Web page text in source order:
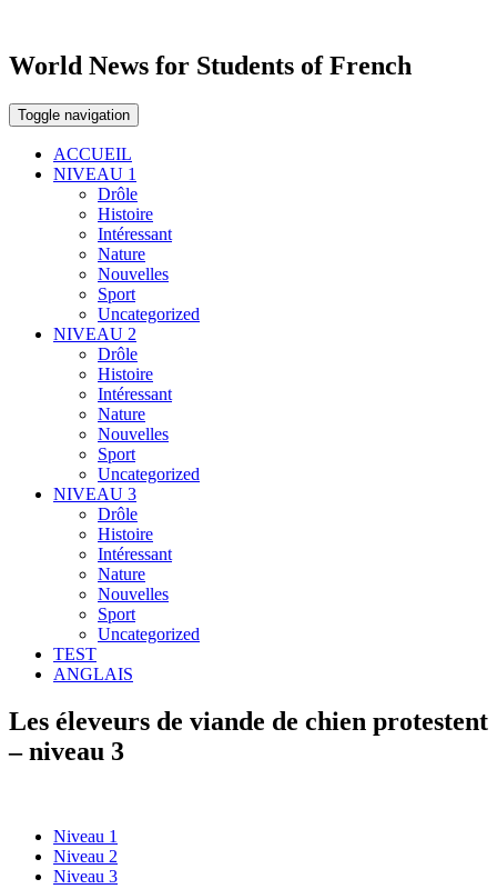
World News for Students of French
Toggle navigation
ACCUEIL
NIVEAU 1
Drôle
Histoire
Intéressant
Nature
Nouvelles
Sport
Uncategorized
NIVEAU 2
Drôle
Histoire
Intéressant
Nature
Nouvelles
Sport
Uncategorized
NIVEAU 3
Drôle
Histoire
Intéressant
Nature
Nouvelles
Sport
Uncategorized
TEST
ANGLAIS
Les éleveurs de viande de chien protestent
– niveau 3
Niveau 1
Niveau 2
Niveau 3